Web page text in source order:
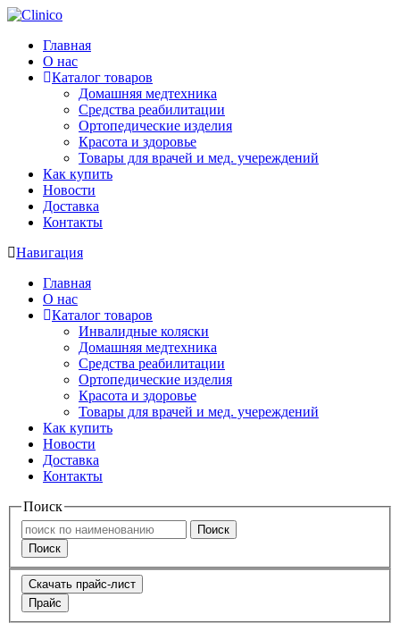
Главная
О нас
Каталог товаров
Домашняя медтехника
Средства реабилитации
Ортопедические изделия
Красота и здоровье
Товары для врачей и мед. учереждений
Как купить
Новости
Доставка
Контакты
Навигация
Главная
О нас
Каталог товаров
Инвалидные коляски
Домашняя медтехника
Средства реабилитации
Ортопедические изделия
Красота и здоровье
Товары для врачей и мед. учереждений
Как купить
Новости
Доставка
Контакты
Поиск
Поиск
Поиск
Скачать прайс-лист
Прайс